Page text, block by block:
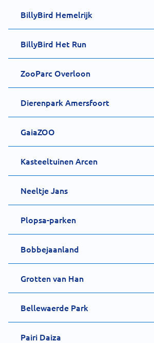
BillyBird Hemelrijk
BillyBird Het Run
ZooParc Overloon
Dierenpark Amersfoort
GaiaZOO
Kasteeltuinen Arcen
Neeltje Jans
Plopsa-parken
Bobbejaanland
Grotten van Han
Bellewaerde Park
Pairi Daiza